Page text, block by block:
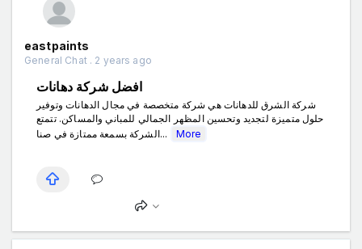
eastpaints
General Chat . 2 years ago
افضل شركة دهانات
شركة الشرق للدهانات هي شركة متخصصة في مجال الدهانات وتوفير
حلول متميزة لتجديد وتحسين المظهر الجمالي للمباني والمساكن. تتمتع
الشركة بسمعة ممتازة في صنا...
More